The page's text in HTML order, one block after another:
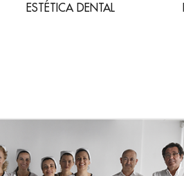
ESTÉTICA DENTAL